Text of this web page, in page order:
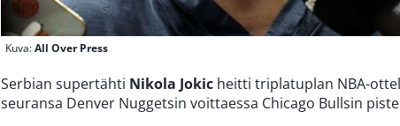
Kuva:All Over Press
Serbian supertähti Nikola Jokic heitti triplatuplan NBA-
seuransa Denver Nuggetsin voittaessa Chicago Bullsin